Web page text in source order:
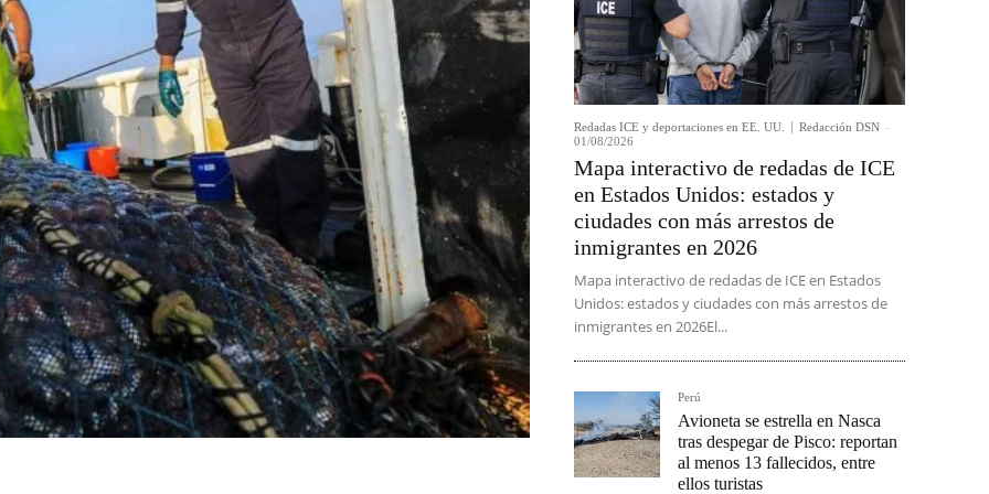
Redadas ICE y deportaciones en EE. UU. Redacción DSN -
01/08/2026
Mapa interactivo de redadas de ICE
en Estados Unidos: estados y
ciudades con más arrestos de
inmigrantes en 2026
Mapa interactivo de redadas de ICE en Estados
Unidos: estados y ciudades con más arrestos de
inmigrantes en 2026El...
Perú
Avioneta se estrella en Nasca
tras despegar de Pisco: reportan
al menos 13 fallecidos, entre
ellos turistas